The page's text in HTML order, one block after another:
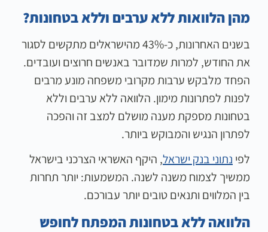
מהן הלוואות ללא ערבים וללא בטחונות?
בשנים האחרונות, כ-43% מהישראלים מתקשים לסגור
את החודש, למרות שמדובר באנשים חרוצים ועובדים.
הפחד מלבקש ערבות מקרובי משפחה מונע מרבים
לפנות לפתרונות מימון. הלוואה ללא ערבים וללא
בטחונות מספקת מענה מושלם למצב זה והפכה
לפתרון הנגיש והמבוקש ביותר.
לפי נתוני בנק ישראל, היקף האשראי הצרכני בישראל
ממשיך לצמוח משנה לשנה. המשמעות: יותר תחרות
בין המלווים ותנאים טובים יותר עבורכם.
הלוואה ללא בטחונות המפתח לחופש